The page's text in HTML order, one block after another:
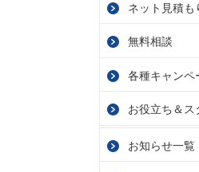
ネット見積も
無料相談
各種キャンペ
お役立ち＆ス
お知らせ一覧